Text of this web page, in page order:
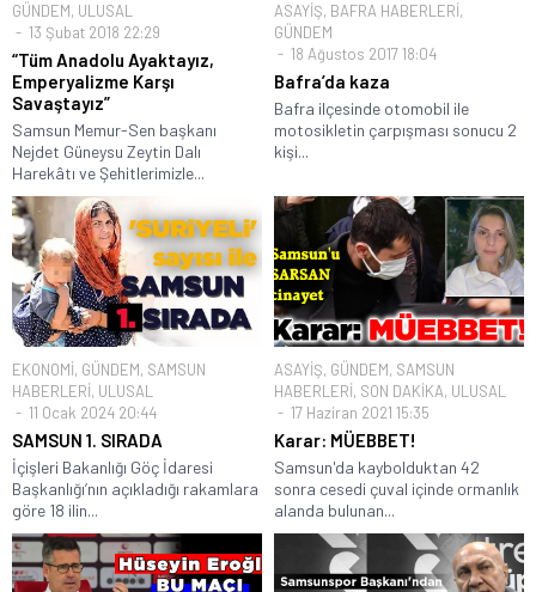
GÜNDEM, ULUSAL
13 Şubat 2018 22:29
“Tüm Anadolu Ayaktayız,
Emperyalizme Karşı
Savaştayız”
Samsun Memur-Sen başkanı
Nejdet Güneysu Zeytin Dalı
Harekâtı ve Şehitlerimizle...
ASAYİŞ, BAFRA HABERLERİ,
GÜNDEM
18 Ağustos 2017 18:04
Bafra’da kaza
Bafra ilçesinde otomobil ile
motosikletin çarpışması sonucu 2
kişi...
EKONOMİ, GÜNDEM, SAMSUN
HABERLERİ, ULUSAL
11 Ocak 2024 20:44
SAMSUN 1. SIRADA
İçişleri Bakanlığı Göç İdaresi
Başkanlığı’nın açıkladığı rakamlara
göre 18 ilin...
ASAYİŞ, GÜNDEM, SAMSUN
HABERLERİ, SON DAKİKA, ULUSAL
17 Haziran 2021 15:35
Karar: MÜEBBET!
Samsun'da kaybolduktan 42
sonra cesedi çuval içinde ormanlık
alanda bulunan...